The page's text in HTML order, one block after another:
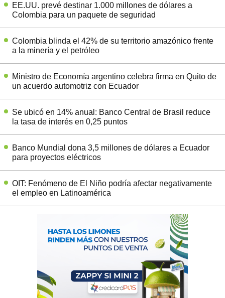
EE.UU. prevé destinar 1.000 millones de dólares a
Colombia para un paquete de seguridad
Colombia blinda el 42% de su territorio amazónico frente
a la minería y el petróleo
Ministro de Economía argentino celebra firma en Quito de
un acuerdo automotriz con Ecuador
Se ubicó en 14% anual: Banco Central de Brasil reduce
la tasa de interés en 0,25 puntos
Banco Mundial dona 3,5 millones de dólares a Ecuador
para proyectos eléctricos
OIT: Fenómeno de El Niño podría afectar negativamente
el empleo en Latinoamérica